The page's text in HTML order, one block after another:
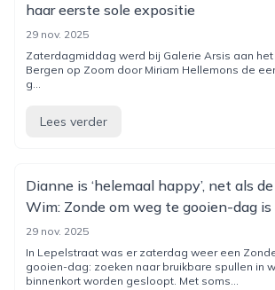
haar eerste sole expositie
29 nov. 2025
Zaterdagmiddag werd bij Galerie Arsis aan het
Bergen op Zoom door Miriam Hellemons de
g...
Lees verder
Dianne is ‘helemaal happy’, net als
Wim: Zonde om weg te gooien-dag is
29 nov. 2025
In Lepelstraat was er zaterdag weer een
gooien-dag: zoeken naar bruikbare spullen in
binnenkort worden gesloopt. Met soms...